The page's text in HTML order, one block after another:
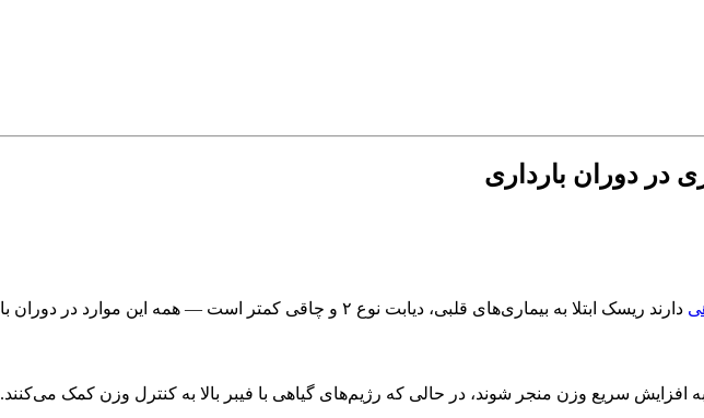
در دوران بارداری
دارند ریسک ابتلا به بیماری‌های قلبی، دیابت نوع ۲ و چاقی کمتر است — همه این موارد در دوران بارداری می‌تواند به سلامت مادر و جنین کمک کند.
افزایش سریع وزن منجر شوند، در حالی که رژیم‌های گیاهی با فیبر بالا به کنترل وزن کمک می‌کنند.